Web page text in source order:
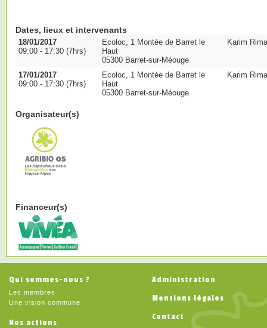
Dates, lieux et intervenants
18/01/2017
09:00 - 17:30 (7hrs)
Ecoloc, 1 Montée de Barret le
Haut
05300 Barret-sur-Méouge
Karim
17/01/2017
09:00 - 17:30 (7hrs)
Ecoloc, 1 Montée de Barret le
Haut
05300 Barret-sur-Méouge
Karim
Organisateur(s)
Financeur(s)
Qui sommes-nous ?
Les membres
Une vision commune
Nos actions
Administration
Mentions légales
Contact